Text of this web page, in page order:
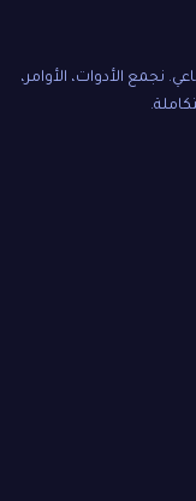
نجمع الأدوات، الأوامر،